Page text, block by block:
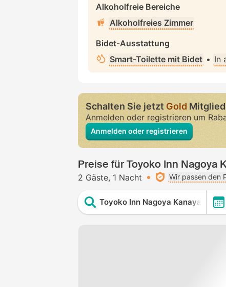
Alkoholfreie Bereiche
Alkoholfreies Zimmer
Bidet-Ausstattung
Smart-Toilette mit Bidet • In
Schalten Sie jetztGold
Anmelden oder registrieren um
Anmelden oder registrieren
Preise für Toyoko Inn Nagoya
2 Gäste 1 Nacht Wir passen den
Toyoko Inn Nagoya Kanayama